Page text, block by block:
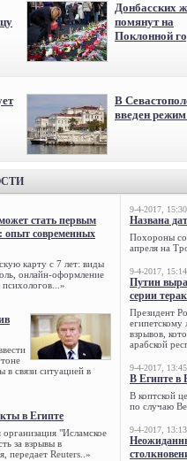
Донбасских
помянут на
Поклонной
В
введен
стать первым
опыт современных
карту с 7 лет: виды
онлайн-оформление
в связи ситуацией в
в Египте
"Исламское
за взрывы в
передает Reuters..»
9-4-2017, 15:30
Названа
Похороны
апреля на
9-4-2017, 15:14
Путин
серии
Президент
египетскому
взрывов,
арабской
9-4-2017, 13:45
В Египте в
В коптской
по случаю
9-4-2017, 13:13